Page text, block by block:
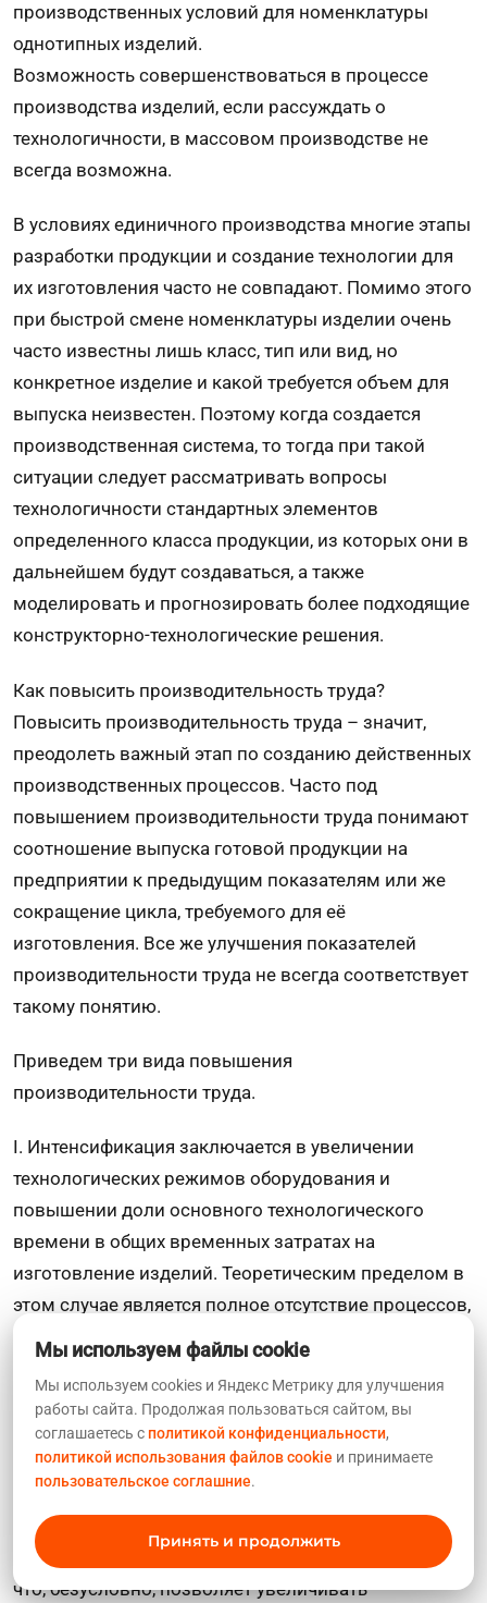
производственных условий для номенклатуры
однотипных изделий.
Возможность совершенствоваться в процессе
производства изделий, если рассуждать о
технологичности, в массовом производстве не
всегда возможна.
В условиях единичного производства многие этапы
разработки продукции и создание технологии для
их изготовления часто не совпадают. Помимо этого
при быстрой смене номенклатуры изделии очень
часто известны лишь класс, тип или вид, но
конкретное изделие и какой требуется объем для
выпуска неизвестен. Поэтому когда создается
производственная система, то тогда при такой
ситуации следует рассматривать вопросы
технологичности стандартных элементов
определенного класса продукции, из которых они в
дальнейшем будут создаваться, а также
моделировать и прогнозировать более подходящие
конструкторно-технологические решения.
Как повысить производительность труда?
Повысить производительность труда – значит,
преодолеть важный этап по созданию действенных
производственных процессов. Часто под
повышением производительности труда понимают
соотношение выпуска готовой продукции на
предприятии к предыдущим показателям или же
сокращение цикла, требуемого для её
изготовления. Все же улучшения показателей
производительности труда не всегда соответствует
такому понятию.
Приведем три вида повышения
производительности труда.
I. Интенсификация заключается в увеличении
технологических режимов оборудования и
повышении доли основного технологического
времени в общих временных затратах на
изготовление изделий. Теоретическим пределом в
этом случае является полное отсутствие процессов,
которые не участвуют в производственном цикле, а
это в принципе невозможно, поскольку для любого
производящего процесса необходимы, хотя и в
очень малом количестве процессы
непроизводящие, или, как их по-другому называют
способы, существует возможность совмещать во
времени основные процесс со вспомогательными,
что, безусловно, позволяет увеличивать
Мы используем файлы cookie
Мы используем cookies и Яндекс Метрику для улучшения
работы сайта. Продолжая пользоваться сайтом, вы
соглашаетесь сполитикой конфиденциальности,
политикой использования файлов cookie и принимаете
пользовательское соглашние.
Принять и продолжить